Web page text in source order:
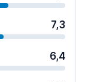
7,3
6,4